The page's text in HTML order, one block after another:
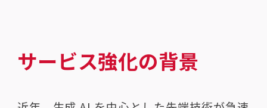
サービス強化の背景